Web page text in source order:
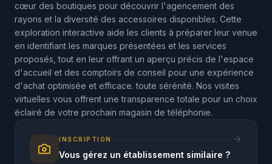
cœur des boutiques pour découvrir l'agencement des
rayons et la diversité des accessoires disponibles. Cette
exploration interactive aide les clients à préparer leur venue
en identifiant les marques présentées et les services
proposés, tout en leur offrant un aperçu précis de l'espace
d'accueil et des comptoirs de conseil pour une expérience
d'achat optimisée et efficace. toute sérénité. Nos visites
virtuelles vous offrent une transparence totale pour un choix
éclairé de votre prochain magasin de téléphonie.
INSCRIPTION
Vous gérez un établissement similaire ?